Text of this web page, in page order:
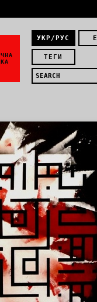
УКР/РУС
ТЕГИ